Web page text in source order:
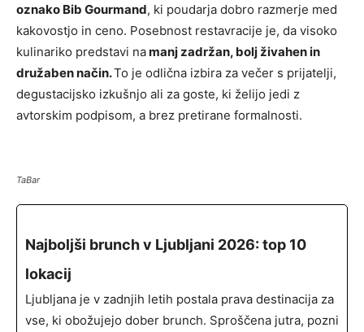
oznako Bib Gourmand, ki poudarja dobro razmerje med
kakovostjo in ceno. Posebnost restavracije je, da visoko
kulinariko predstavi namanj zadržan, bolj živahen in
družaben način.To je odlična izbira za večer s prijatelji,
degustacijsko izkušnjo ali za goste, ki želijo jedi z
avtorskim podpisom, a brez pretirane formalnosti.
TaBar
Najboljši brunch v Ljubljani 2026: top 10
lokacij
Ljubljana je v zadnjih letih postala prava destinacija za
vse, ki obožujejo dober brunch. Sproščena jutra, pozni